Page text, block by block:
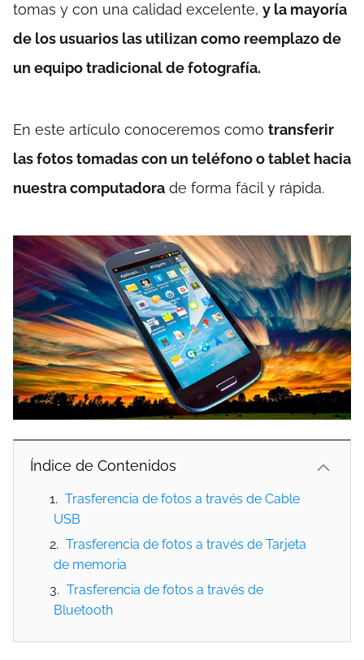
tomas y con una calidad excelente, y la mayoría
de los usuarios las utilizan como reemplazo de
un equipo tradicional de fotografía.
En este artículo conoceremos como transferir
las fotos tomadas con un teléfono o tablet hacia
nuestra computadora de forma fácil y rápida.
Índice de Contenidos
Trasferencia de fotos a través de Cable
USB
Trasferencia de fotos a través de Tarjeta
de memoria
Trasferencia de fotos a través de
Bluetooth